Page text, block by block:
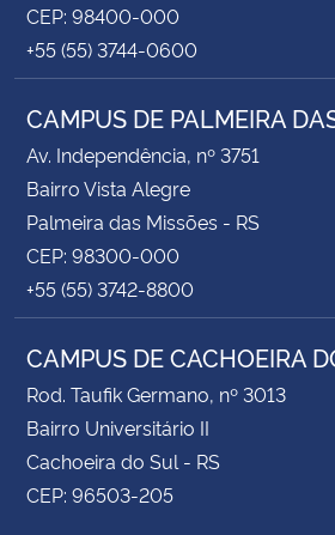
CEP: 98400-000
+55 (55) 3744-0600
CAMPUS DE PALMEIRA
Av. Independência, nº 3751
Bairro Vista Alegre
Palmeira das Missões - RS
CEP: 98300-000
+55 (55) 3742-8800
CAMPUS DE CACHOEIRA
Rod. Taufik Germano, nº 3013
Bairro Universitário II
Cachoeira do Sul - RS
CEP: 96503-205